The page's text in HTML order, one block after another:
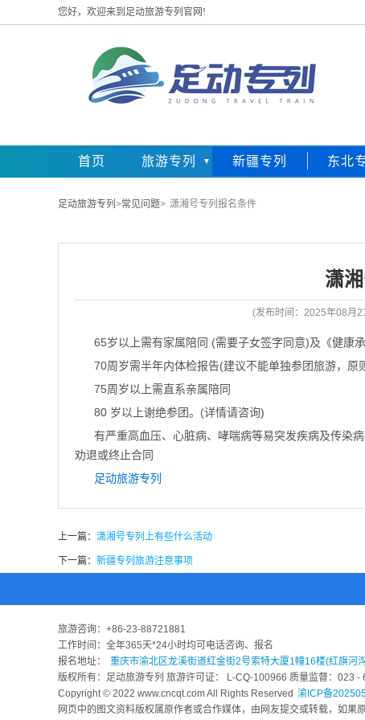
您好，欢迎来到足动旅游专列官网!
首页 旅游专列 新疆专列 东北
足动旅游专列 >常见问题> 潇湘号专列报名条件
潇
(发布时间：2025年08月
65岁以上需有家属陪同 (需要子女签字同意)及《健康
70周岁需半年内体检报告(建议不能单独参团旅游，
75周岁以上需直系亲属陪同
80 岁以上谢绝参团。(详情请咨询)
有严重高血压、心脏病、哮喘病等易突发疾病及传染
劝退或终止合同
足动旅游专列
上一篇： 潇湘号专列上有些什么活动
下一篇： 新疆专列旅游注意事项
旅游咨询： +86-23-88721881
工作时间：全年365天*24小时均可电话咨询、报名
报名地址：
重庆市渝北区龙溪街道红金街2号索特大厦1幢16楼(红旗河
版权所有：足动旅游专列 旅游许可证： L-CQ-100966 质量监督：023 -
Copyright © 2022 www.cncqt.com All Rights Reserved 渝ICP备
网页中的图文资料版权属原作者或合作媒体，由网友提交或转载，如果